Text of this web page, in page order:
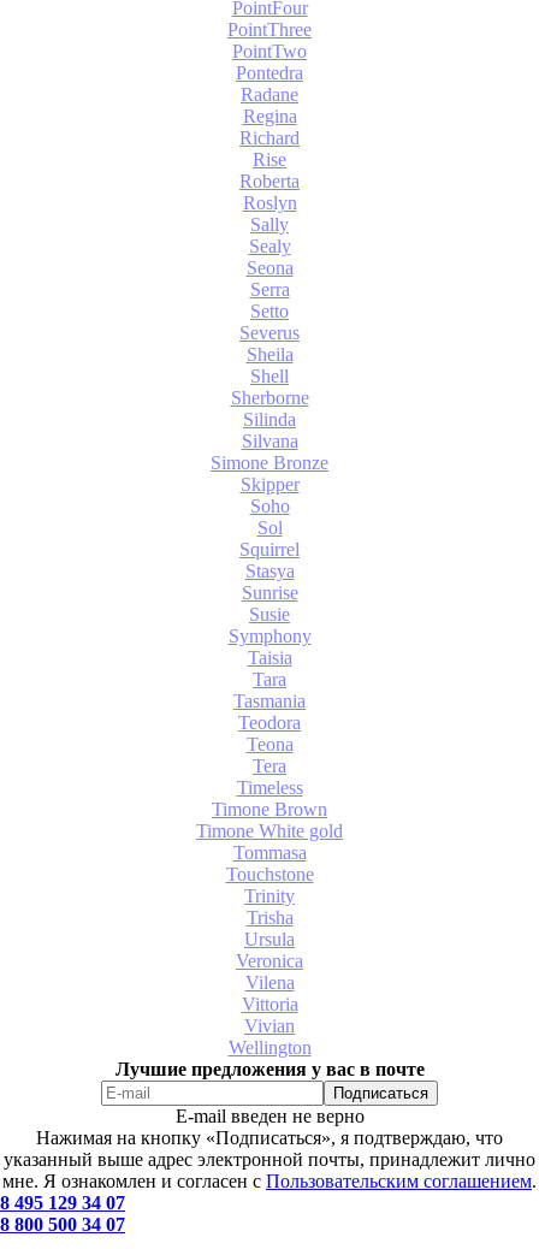
PointFour
PointThree
PointTwo
Pontedra
Radane
Regina
Richard
Rise
Roberta
Roslyn
Sally
Sealy
Seona
Serra
Setto
Severus
Sheila
Shell
Sherborne
Silinda
Silvana
Simone Bronze
Skipper
Soho
Sol
Squirrel
Stasya
Sunrise
Susie
Symphony
Taisia
Tara
Tasmania
Teodora
Teona
Tera
Timeless
Timone Brown
Timone White gold
Tommasa
Touchstone
Trinity
Trisha
Ursula
Veronica
Vilena
Vittoria
Vivian
Wellington
Лучшие предложения у вас в почте
E-mail введен не верно
Нажимая на кнопку «Подписаться», я подтверждаю, что
указанный выше адрес электронной почты, принадлежит лично
мне. Я ознакомлен и согласен с Пользовательским соглашением.
8 495 129 34 07
8 800 500 34 07